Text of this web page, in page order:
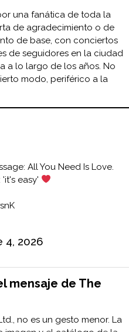
una fanática de toda la
de agradecimiento o de
de base, con conciertos
de seguidores en la ciudad
a lo largo de los años. No
modo, periférico a la
All You Need Is Love.
easy'
4, 2026
mensaje de The
no es un gesto menor. La